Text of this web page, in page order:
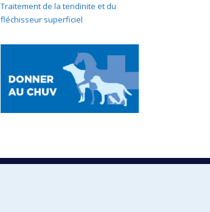
Traitement de la tendinite et du
fléchisseur superficiel